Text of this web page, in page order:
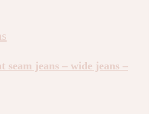
jeans – wide jeans –